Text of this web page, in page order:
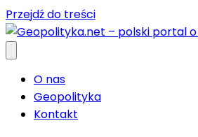
Przejdź do treści
O nas
Geopolityka
Kontakt